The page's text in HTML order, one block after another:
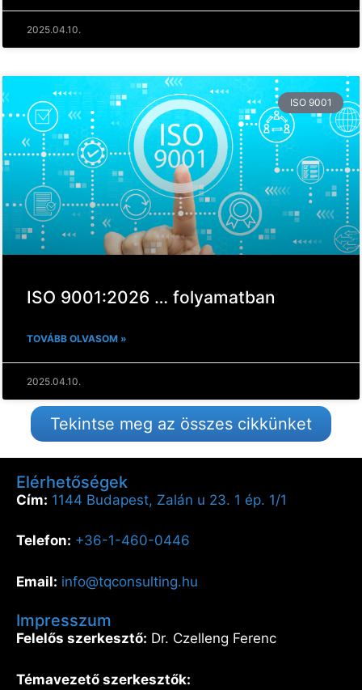
2025.04.10.
ISO 9001
ISO 9001:2026 … folyamatban
TOVÁBB OLVASOM »
2025.04.10.
Tekintse meg az összes cikkünket
Elérhetőségek
Cím: 1144 Budapest, Zalán u 23. 1 ép. 1/1
Telefon: +36-1-460-0446
Email: info@tqconsulting.hu
Impresszum
Felelős szerkesztő: Dr. Czelleng Ferenc
Témavezető szerkesztők: